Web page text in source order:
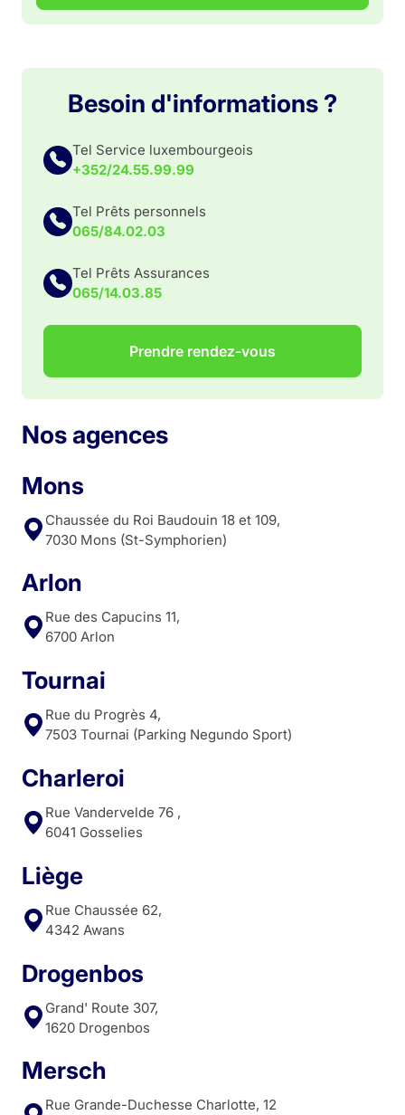
Besoin d'informations ?
Tel Service luxembourgeois
+352/24.55.99.99
Tel Prêts personnels
065/84.02.03
Tel Prêts Assurances
065/14.03.85
Prendre rendez-vous
Nos agences
Mons
Chaussée du Roi Baudouin 18 et 109,
7030 Mons (St-Symphorien)
Arlon
Rue des Capucins 11,
6700 Arlon
Tournai
Rue du Progrès 4,
7503 Tournai (Parking Negundo Sport)
Charleroi
Rue Vandervelde 76 ,
6041 Gosselies
Liège
Rue Chaussée 62,
4342 Awans
Drogenbos
Grand' Route 307,
1620 Drogenbos
Mersch
Rue Grande-Duchesse Charlotte, 12